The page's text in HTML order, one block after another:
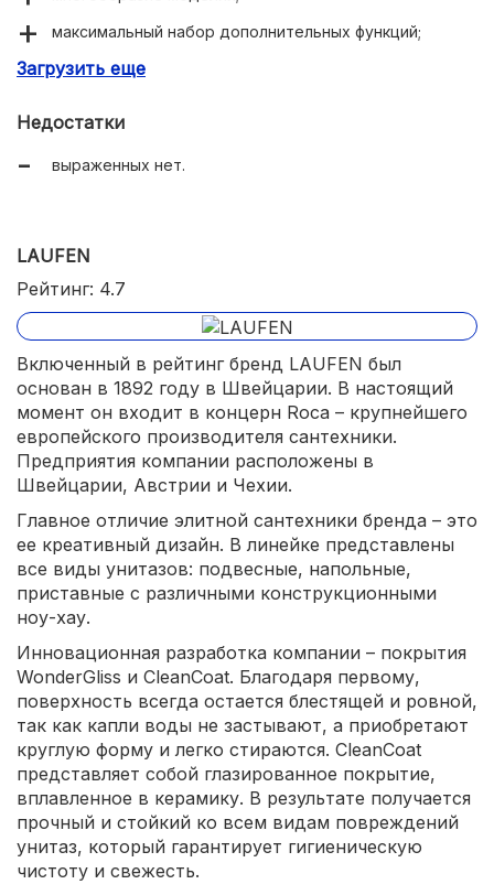
максимальный набор дополнительных функций;
бесшумный набор и слив;
Загрузить еще
Недостатки
выраженных нет.
LAUFEN
Рейтинг: 4.7
Включенный в рейтинг бренд LAUFEN был
основан в 1892 году в Швейцарии. В настоящий
момент он входит в концерн Roca – крупнейшего
европейского производителя сантехники.
Предприятия компании расположены в
Швейцарии, Австрии и Чехии.
Главное отличие элитной сантехники бренда – это
ее креативный дизайн. В линейке представлены
все виды унитазов: подвесные, напольные,
приставные с различными конструкционными
ноу-хау.
Инновационная разработка компании – покрытия
WonderGliss и CleanCoat. Благодаря первому,
поверхность всегда остается блестящей и ровной,
так как капли воды не застывают, а приобретают
круглую форму и легко стираются. CleanCoat
представляет собой глазированное покрытие,
вплавленное в керамику. В результате получается
прочный и стойкий ко всем видам повреждений
унитаз, который гарантирует гигиеническую
чистоту и свежесть.